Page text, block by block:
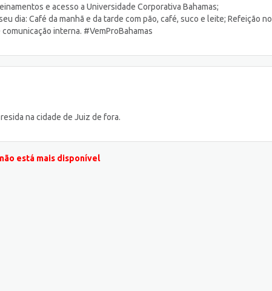
e acesso a Universidade Corporativa Bahamas;
dia: Café da manhã e da tarde com pão, café, suco e leite; Refeição no
interna. #VemProBahamas
na cidade de Juiz de fora.
está mais disponível